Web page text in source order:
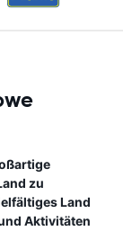
zu
Land
Aktivitäten